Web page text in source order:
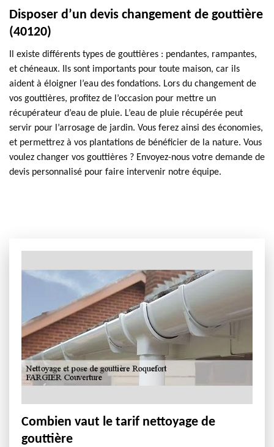
Disposer d’un devis changement de gouttière
(40120)
Il existe différents types de gouttières : pendantes, rampantes,
et chéneaux. Ils sont importants pour toute maison, car ils
aident à éloigner l’eau des fondations. Lors du changement de
vos gouttières, profitez de l’occasion pour mettre un
récupérateur d’eau de pluie. L’eau de pluie récupérée peut
servir pour l’arrosage de jardin. Vous ferez ainsi des économies,
et permettrez à vos plantations de bénéficier de la nature. Vous
voulez changer vos gouttières ? Envoyez-nous votre demande de
devis personnalisé pour faire intervenir notre équipe.
Combien vaut le tarif nettoyage de
gouttière